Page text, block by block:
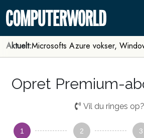
Aktuelt:Microsofts Azure vokser,
Opret Premium-
Vil du ringes op?
1 2 3